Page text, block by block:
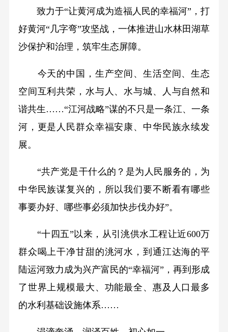
致力于“让黄河成为造福人民的幸福河”，打
好黄河“几字弯”攻坚战，一体推进山水林田湖草
沙保护和治理，筑牢生态屏障。
今天的中国，生产空间、生活空间、生态
空间互利共荣，水与人、水与城、人与自然和
谐共生……“江河战略”谋的不只是一条江、一条
河，更是人民群众幸福安康、中华民族永续发
展。
“共产党是干什么的？是为人民服务的，为
中华民族谋复兴的，所以我们要不断看有哪些
事要办好、哪些事必须加快步伐办好”。
“十四五”以来，从引洮供水工程让近600万
群众喝上干净甘甜的洮河水，到通江达海的平
陆运河致力成为兴产富民的“幸福河”，再到形成
了世界上规模最大、功能最全、惠及人口最多
的水利基础设施体系……